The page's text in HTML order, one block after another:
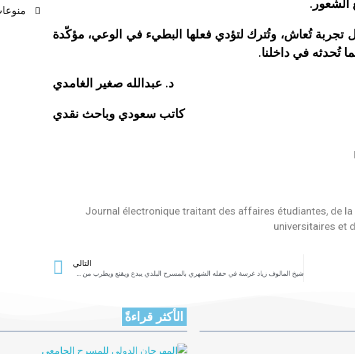
الشعور.
تجربة تُعاش، وتُترك لتؤدي فعلها البطيء في الوعي، مؤكّدة
تُحدثه في داخلنا.
د. عبدالله صغير الغامدي
كاتب سعودي وباحث نقدي
Journal électronique traitant des affaires étudiantes, de
universitaires et
التالي
شيخ المالوف زياد غرسة في حفله الشهري بالمسرح البلدي يبدع ويقنع ويطرب من جديد
الأكثر قراءةً